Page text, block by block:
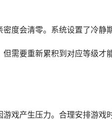
度会清零。系统设置了冷静
需要重新累积到对应等级
戏产生压力。合理安排游戏